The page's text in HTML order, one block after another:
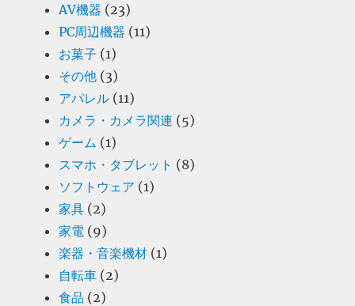
AV機器 (23)
PC周辺機器 (11)
お菓子 (1)
その他 (3)
アパレル (11)
カメラ・カメラ関連 (5)
ゲーム (1)
スマホ・タブレット (8)
ソフトウェア (1)
家具 (2)
家電 (9)
楽器・音楽機材 (1)
自転車 (2)
食品 (2)